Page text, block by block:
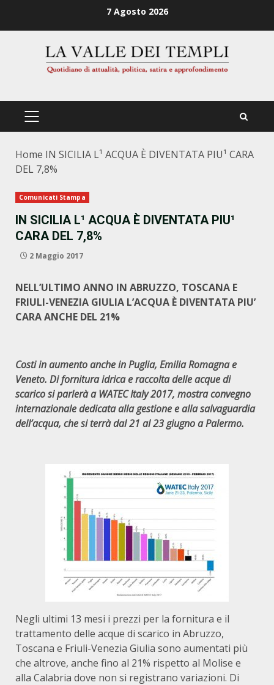
7 Agosto 2026
PRIMÄRES
Home IN SICILIA L¹ ACQUA È DIVENTATA PIU¹ CARA
DEL 7,8%
Comunicati Stampa
IN SICILIA L¹ ACQUA È DIVENTATA PIU¹
CARA DEL 7,8%
2 Maggio 2017
NELL’ULTIMO ANNO IN ABRUZZO, TOSCANA E
FRIULI-VENEZIA GIULIA L’ACQUA È DIVENTATA PIU’
CARA ANCHE DEL 21%
Costi in aumento anche in Puglia, Emilia Romagna e
Veneto. Di fornitura idrica e raccolta delle acque di
scarico si parlerà a WATEC Italy 2017, mostra convegno
internazionale dedicata alla gestione e alla salvaguardia
dell’acqua, che si terrà dal 21 al 23 giugno a Palermo.
Negli ultimi 13 mesi i prezzi per la fornitura e il
trattamento delle acque di scarico in Abruzzo,
Toscana e Friuli-Venezia Giulia sono aumentati più
che altrove, anche fino al 21% rispetto al Molise e
alla Calabria dove non si registrano variazioni. Di